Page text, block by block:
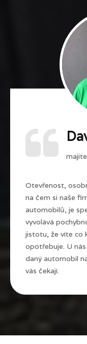
Otevřenost,
na čem si naše
automobilů, je
vyvolává
jistotu, že víte co
opotřebuje. U
daný automobil
vás čekají.